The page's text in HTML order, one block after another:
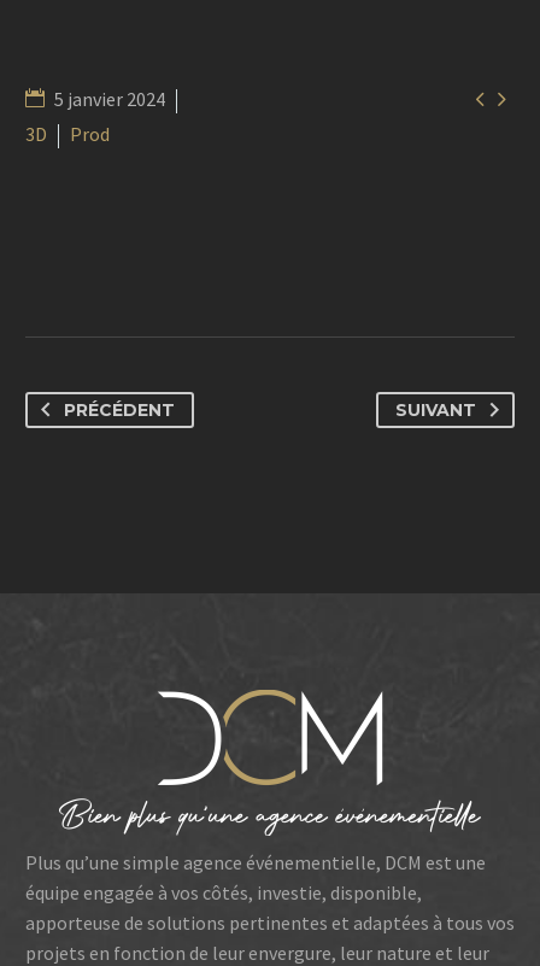
 
5 janvier 2024
3D
Prod
PRÉCÉDENT SUIVANT
Plus qu’une simple agence événementielle, DCM est une
équipe engagée à vos côtés, investie, disponible,
apporteuse de solutions pertinentes et adaptées à tous vos
projets en fonction de leur envergure, leur nature et leur